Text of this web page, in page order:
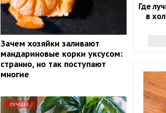
Зачем хозяйки заливают
мандариновые корки уксусом:
странно, но так поступают
многие
ЛУЧШЕЕ
Где
в